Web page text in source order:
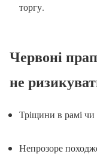
торгу.
Червоні
не
Тріщини в рамі
Непрозоре